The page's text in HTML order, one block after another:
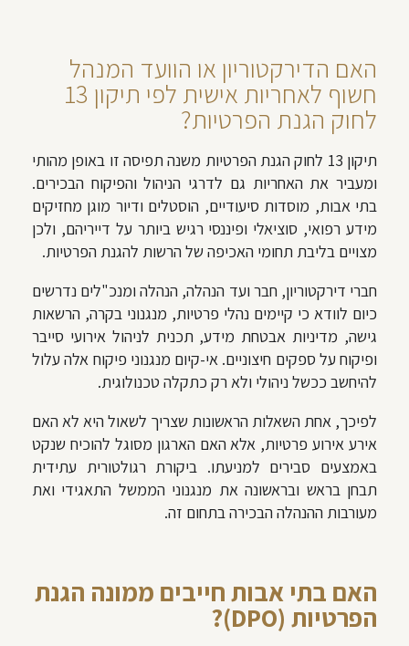
האם הדירקטוריון או הוועד המנהל
חשוף לאחריות אישית לפי תיקון 13
לחוק הגנת הפרטיות?
תיקון 13 לחוק הגנת הפרטיות משנה תפיסה זו באופן מהותי
ומעביר את האחריות גם לדרגי הניהול והפיקוח הבכירים.
בתי אבות, מוסדות סיעודיים, הוסטלים ודיור מוגן מחזיקים
מידע רפואי, סוציאלי ופיננסי רגיש ביותר על דייריהם, ולכן
מצויים בליבת תחומי האכיפה של הרשות להגנת הפרטיות.
חברי דירקטוריון, חבר ועד הנהלה, הנהלה ומנכ"לים נדרשים
כיום לוודא כי קיימים נהלי פרטיות, מנגנוני בקרה, הרשאות
גישה, מדיניות אבטחת מידע, תכנית לניהול אירועי סייבר
ופיקוח על ספקים חיצוניים. אי-קיום מנגנוני פיקוח אלה עלול
להיחשב ככשל ניהולי ולא רק כתקלה טכנולוגית.
לפיכך, אחת השאלות הראשונות שצריך לשאול היא לא האם
אירע אירוע פרטיות, אלא האם הארגון מסוגל להוכיח שנקט
באמצעים סבירים למניעתו. ביקורת רגולטורית עתידית
תבחן בראש ובראשונה את מנגנוני הממשל התאגידי ואת
מעורבות ההנהלה הבכירה בתחום זה.
האם בתי אבות חייבים ממונה הגנת
הפרטיות (DPO)?